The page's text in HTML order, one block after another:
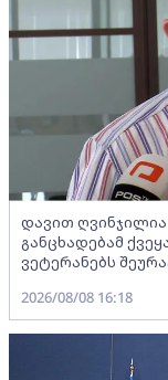
დავით ღვინჯილია
განცხადებამ
ვეტერანებს
2026/08/08 16:18